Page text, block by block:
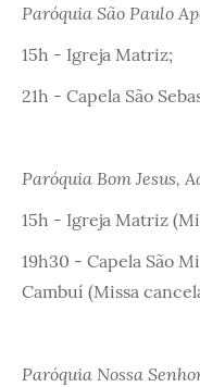
Paróquia São Paulo
15h - Igreja Matriz;
21h - Capela São
Paróquia Bom Jesus,
15h - Igreja Matriz
19h30 - Capela São
Cambuí (Missa
Paróquia Nossa